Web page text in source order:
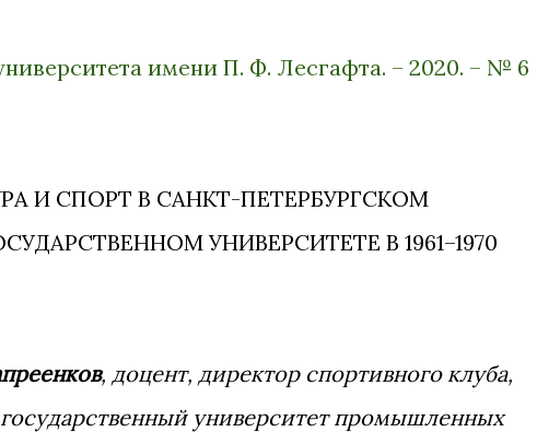
имени П. Ф. Лесгафта. – 2020. – № 6
И СПОРТ В САНКТ-ПЕТЕРБУРГСКОМ
УНИВЕРСИТЕТЕ В 1961–1970
, доцент, директор спортивного клуба,
университет промышленных